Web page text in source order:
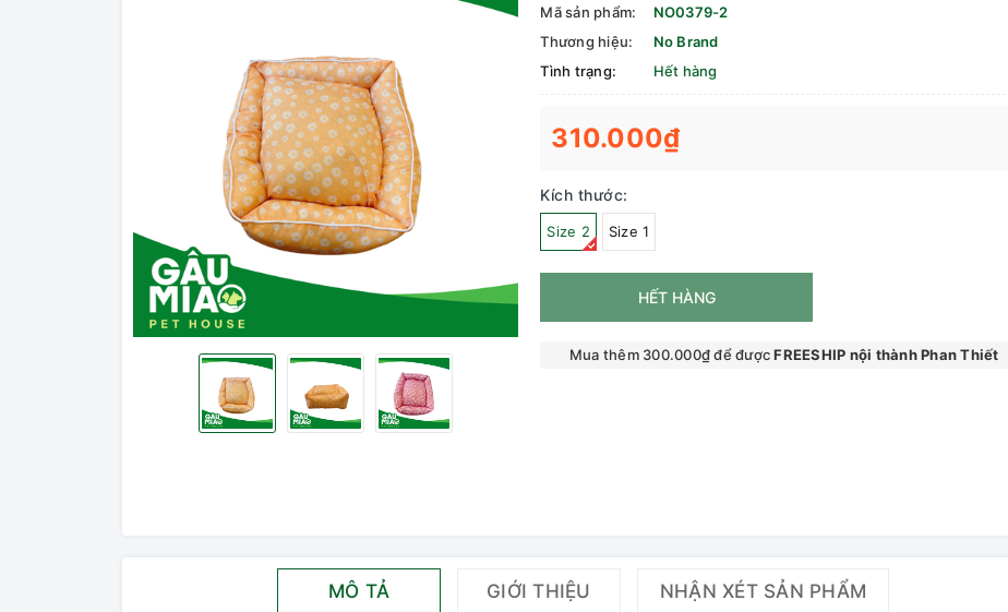
Mã sản phẩm:
NO0379-2
Thương hiệu:
No Brand
Tình trạng:
Hết hàng
310.000₫
Kích thước:
Size 2 Size 1
HẾT HÀNG
Mua thêm 300.000₫ để đượcFREESHIP nội thành Phan Thiết
MÔ TẢ GIỚI THIỆU NHẬN XÉT SẢN PHẨM